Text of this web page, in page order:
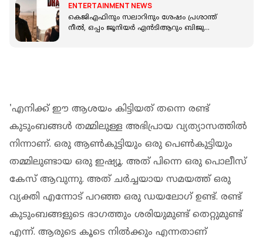
ENTERTAINMENT NEWS
കെജിഎഫിനും സലാറിനും ശേഷം പ്രശാന്ത്
നീൽ, ഒപ്പം ജൂനിയർ എൻടിആറും ബിജു
'എനിക്ക് ഈ ആശയം കിട്ടിയത് തന്നെ രണ്ട്
കുടുംബങ്ങള്‍ തമ്മിലുള്ള അഭിപ്രായ വ്യത്യാസത്തില്‍
നിന്നാണ്. ഒരു ആണ്‍കുട്ടിയും ഒരു പെണ്‍കുട്ടിയും
തമ്മിലുണ്ടായ ഒരു ഇഷ്യൂ. അത് പിന്നെ ഒരു പൊലീസ്
കേസ് ആവുന്നു. അത് ചര്‍ച്ചയായ സമയത്ത് ഒരു
വ്യക്തി എന്നോട് പറഞ്ഞ ഒരു ഡയലോ​ഗ് ഉണ്ട്. രണ്ട്
കുടുംബങ്ങളുടെ ഭാ​ഗത്തും ശരിയുമുണ്ട് തെറ്റുമുണ്ട്
എന്ന്. ആരുടെ കൂടെ നില്‍ക്കും എന്നതാണ്